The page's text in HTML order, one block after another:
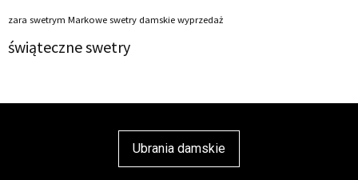
zara swetrym Markowe swetry damskie wyprzedaż
świąteczne swetry
Ubrania damskie